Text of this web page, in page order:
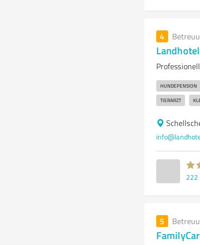
4
HUNDEPENSION
TIERARZT
222
5